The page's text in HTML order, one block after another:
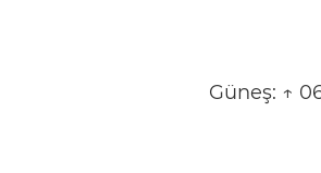
Güneş: ↑